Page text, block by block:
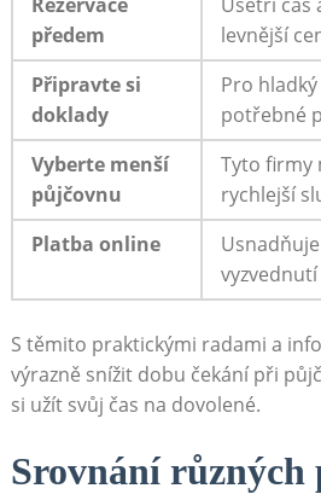
předem
levnější
Připravte si
doklady
Pro
potřebné
Vyberte menší
půjčovnu
Tyto firmy
rychlejší
Platba online
S těmito praktickými radami a
výrazně snížit dobu čekání při
si užít svůj čas na dovolené.
Srovnání různých